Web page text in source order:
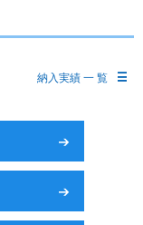
納入実績 一 覧